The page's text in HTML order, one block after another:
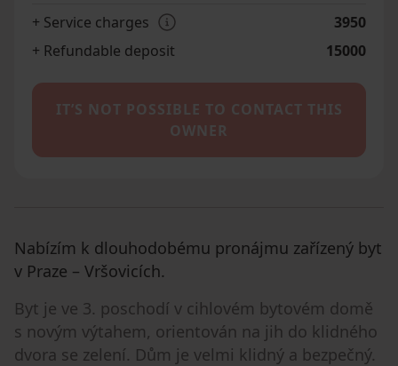
+ Service charges
3950
+ Refundable deposit
15000
IT’S NOT POSSIBLE TO CONTACT THIS
OWNER
Nabízím k dlouhodobému pronájmu zařízený byt
v Praze – Vršovicích.
Byt je ve 3. poschodí v cihlovém bytovém domě
s novým výtahem, orientován na jih do klidného
dvora se zelení. Dům je velmi klidný a bezpečný.